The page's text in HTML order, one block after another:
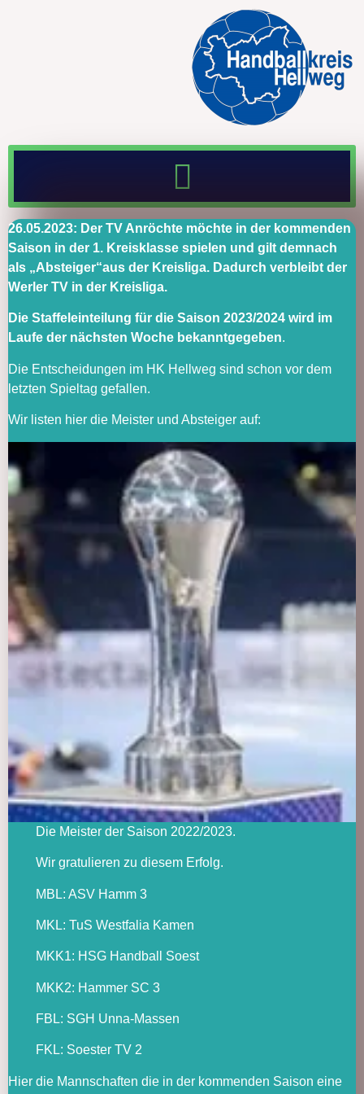
26.05.2023: Der TV Anröchte möchte in der kommenden
Saison in der 1. Kreisklasse spielen und gilt demnach
als „Absteiger“aus der Kreisliga. Dadurch verbleibt der
Werler TV in der Kreisliga.
Die Staffeleinteilung für die Saison 2023/2024 wird im
Laufe der nächsten Woche bekanntgegeben.
Die Entscheidungen im HK Hellweg sind schon vor dem
letzten Spieltag gefallen.
Wir listen hier die Meister und Absteiger auf:
Die Meister der Saison 2022/2023.
Wir gratulieren zu diesem Erfolg.
MBL: ASV Hamm 3
MKL: TuS Westfalia Kamen
MKK1: HSG Handball Soest
MKK2: Hammer SC 3
FBL: SGH Unna-Massen
FKL: Soester TV 2
Hier die Mannschaften die in der kommenden Saison eine